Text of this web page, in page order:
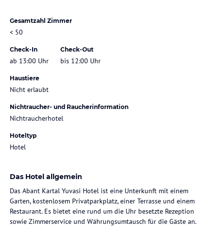
Gesamtzahl Zimmer
< 50
Check-In
ab 13:00 Uhr
Check-Out
bis 12:00 Uhr
Haustiere
Nicht erlaubt
Nichtraucher- und Raucherinformation
Nichtraucherhotel
Hoteltyp
Hotel
Das Hotel allgemein
Das Abant Kartal Yuvasi Hotel ist eine Unterkunft mit einem
Garten, kostenlosem Privatparkplatz, einer Terrasse und einem
Restaurant. Es bietet eine rund um die Uhr besetzte Rezeption
sowie Zimmerservice und Währungsumtausch für die Gäste an.